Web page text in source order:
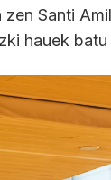
Santi
hauek